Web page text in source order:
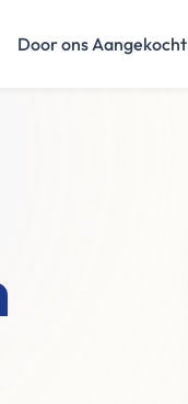
Door ons Aangekocht